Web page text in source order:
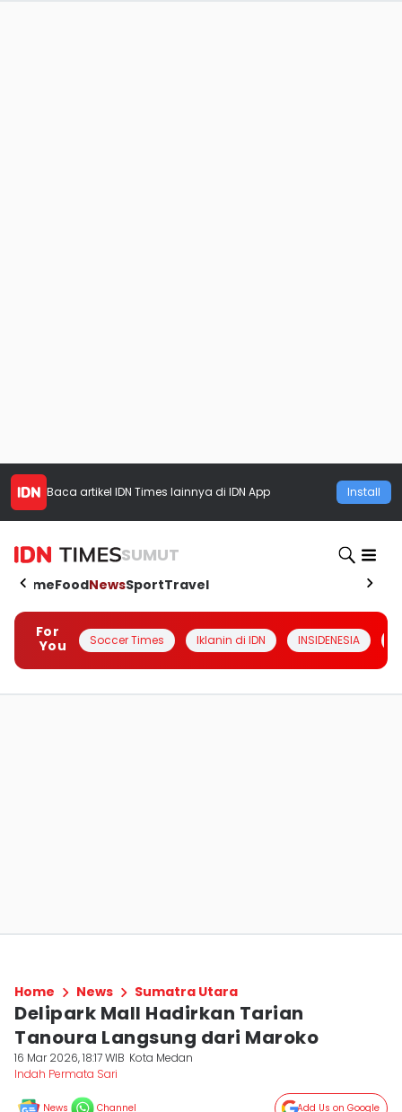
Baca artikel IDN Times lainnya di IDN App Install
SUMUT
HomeFoodNewsSportTravel
For
You
Soccer Times Iklanin di IDN INSIDENESIA
Home News Sumatra Utara
Delipark Mall Hadirkan Tarian
Tanoura Langsung dari Maroko
16 Mar 2026, 18:17 WIB Kota Medan
Indah Permata Sari
News Channel Add Us on Google